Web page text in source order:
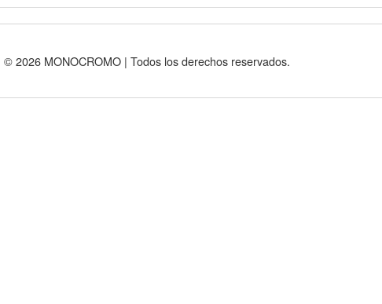
© 2026 MONOCROMO | Todos los derechos reservados.